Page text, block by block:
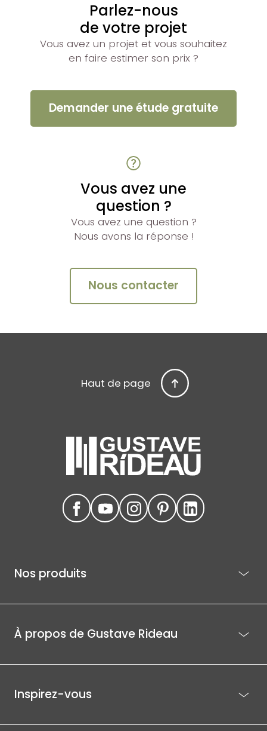
Parlez-nous
de votre projet
Vous avez un projet et vous souhaitez
en faire estimer son prix ?
Demander une étude gratuite
Vous avez une
question ?
Vous avez une question ?
Nous avons la réponse !
Nous contacter
Haut de page
Nos produits
À propos de Gustave Rideau
Inspirez-vous